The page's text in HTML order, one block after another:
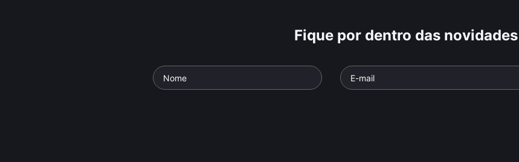
Fique por dentro das novidades